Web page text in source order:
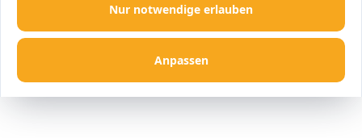
Nur notwendige erlauben
Anpassen